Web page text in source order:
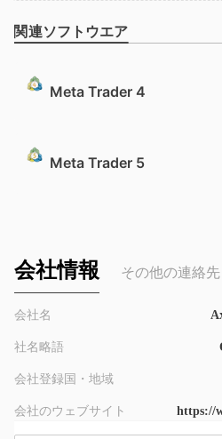
関連ソフトウエア
Meta Trader 4
Meta Trader 5
会社情報 その他の連絡先
会社名
社名略語
会社登録国・地域
会社のウェブサイト https://